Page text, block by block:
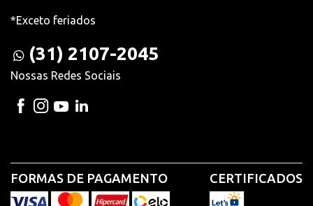
*Exceto feriados
(31) 2107-2045
Nossas Redes Sociais
FORMAS DE PAGAMENTO CERTIFICADOS